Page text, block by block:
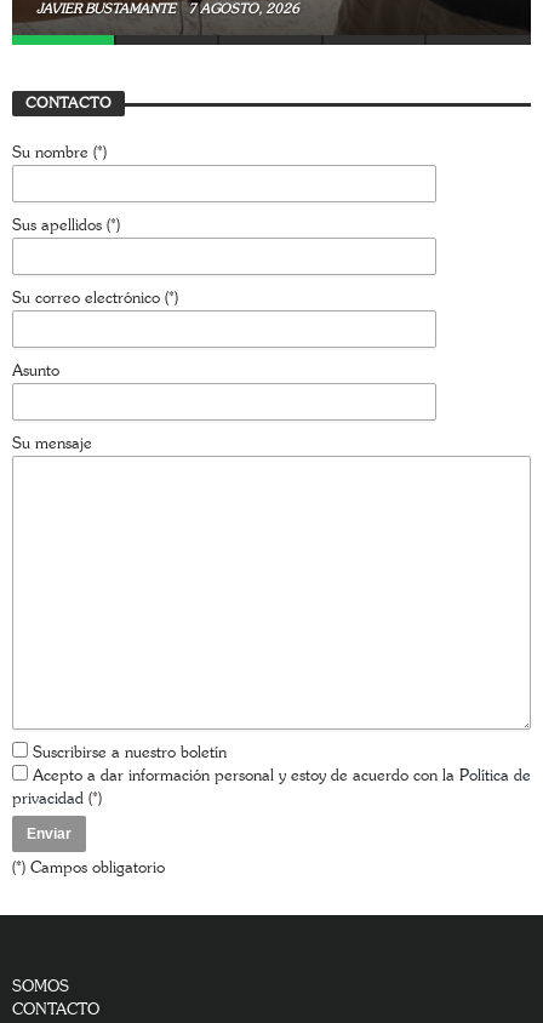
JAVIER BUSTAMANTE 7 AGOSTO, 2026
CONTACTO
Su nombre (*)
Sus apellidos (*)
Su correo electrónico (*)
Asunto
Su mensaje
Suscribirse a nuestro boletín
Acepto a dar información personal y estoy de acuerdo con la Política de
privacidad (*)
(*) Campos obligatorio
SOMOS
CONTACTO